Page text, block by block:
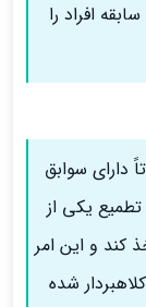
افراد را
دارای سوابق
یکی از
و این امر
شده